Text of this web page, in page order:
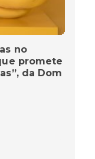
no
promete
da Dom